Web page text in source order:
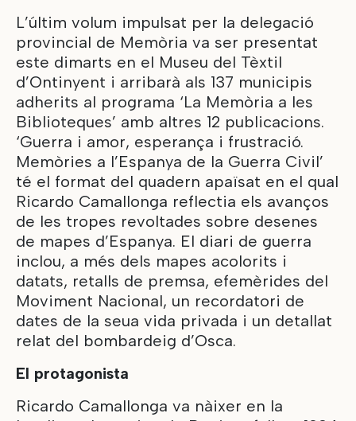
L’últim volum impulsat per la delegació
provincial de Memòria va ser presentat
este dimarts en el Museu del Tèxtil
d’Ontinyent i arribarà als 137 municipis
adherits al programa ‘La Memòria a les
Biblioteques’ amb altres 12 publicacions.
‘Guerra i amor, esperança i frustració.
Memòries a l’Espanya de la Guerra Civil’
té el format del quadern apaïsat en el qual
Ricardo Camallonga reflectia els avanços
de les tropes revoltades sobre desenes
de mapes d’Espanya. El diari de guerra
inclou, a més dels mapes acolorits i
datats, retalls de premsa, efemèrides del
Moviment Nacional, un recordatori de
dates de la seua vida privada i un detallat
relat del bombardeig d’Osca.
El protagonista
Ricardo Camallonga va nàixer en la